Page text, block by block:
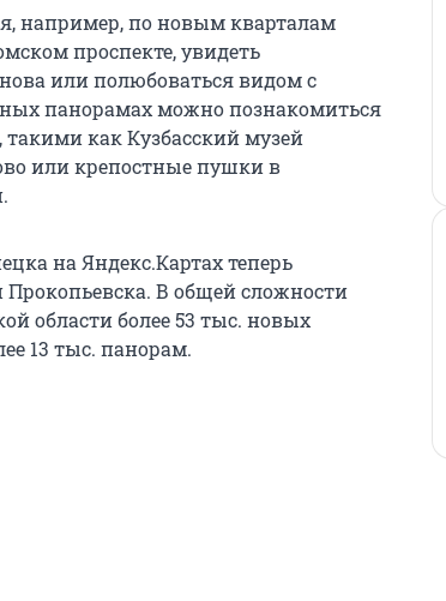
например, по новым кварталам
проспекте, увидеть
или полюбоваться видом с
панорамах можно познакомиться
как Кузбасский музей
или крепостные пушки в
на Яндекс.Картах теперь
В общей сложности
области более 53 тыс. новых
13 тыс. панорам.